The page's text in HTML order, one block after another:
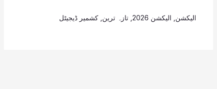
الیکشن الیکشن 2026 , تازہ ترین کشمیر ڈیجیٹل